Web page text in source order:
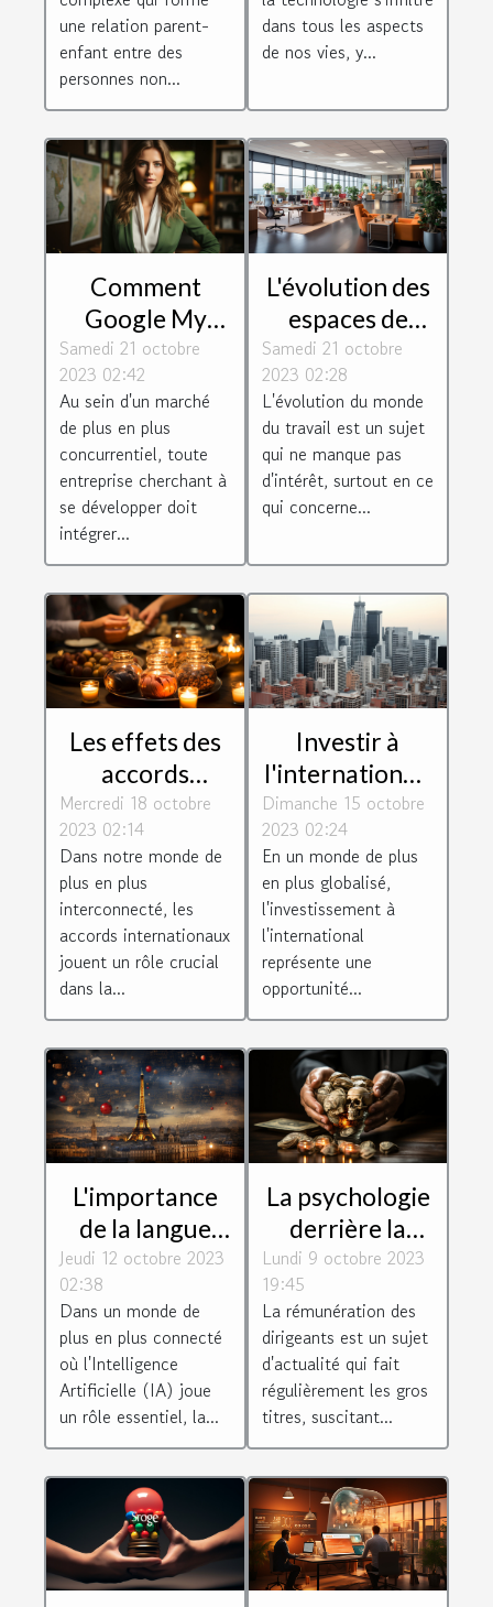
une relation parent-
enfant entre des
personnes non...
dans tous les aspects
de nos vies, y...
Comment
Google My
Business peut
aider les
entreprises à
se développer
Samedi 21 octobre
2023 02:42
Au sein d'un marché
de plus en plus
concurrentiel, toute
entreprise cherchant à
se développer doit
intégrer...
L'évolution des
espaces de
travail : le cas
de Toulouse
Blagnac
Samedi 21 octobre
2023 02:28
L'évolution du monde
du travail est un sujet
qui ne manque pas
d'intérêt, surtout en ce
qui concerne...
Les effets des
accords
internationaux
sur les
avantages de la
société
Mercredi 18 octobre
2023 02:14
Dans notre monde de
plus en plus
interconnecté, les
accords internationaux
jouent un rôle crucial
dans la...
Investir à
l'international :
défis et
opportunités
pour les
entreprises
françaises
Dimanche 15 octobre
2023 02:24
En un monde de plus
en plus globalisé,
l'investissement à
l'international
représente une
opportunité...
L'importance
de la langue
française dans
le monde de
l'IA
Jeudi 12 octobre 2023
02:38
Dans un monde de
plus en plus connecté
où l'Intelligence
Artificielle (IA) joue
un rôle essentiel, la...
La psychologie
derrière la
rémunération
des dirigeants :
motivation ou
récompense ?
Lundi 9 octobre 2023
19:45
La rémunération des
dirigeants est un sujet
d'actualité qui fait
régulièrement les gros
titres, suscitant...